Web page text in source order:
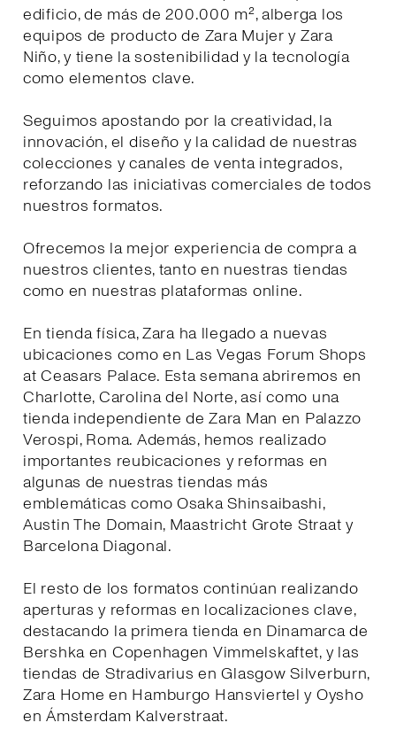
edificio, de más de 200.000 m², alberga los
equipos de producto de Zara Mujer y Zara
Niño, y tiene la sostenibilidad y la tecnología
como elementos clave.
Seguimos apostando por la creatividad, la
innovación, el diseño y la calidad de nuestras
colecciones y canales de venta integrados,
reforzando las iniciativas comerciales de todos
nuestros formatos.
Ofrecemos la mejor experiencia de compra a
nuestros clientes, tanto en nuestras tiendas
como en nuestras plataformas online.
En tienda física, Zara ha llegado a nuevas
ubicaciones como en Las Vegas Forum Shops
at Ceasars Palace. Esta semana abriremos en
Charlotte, Carolina del Norte, así como una
tienda independiente de Zara Man en Palazzo
Verospi, Roma. Además, hemos realizado
importantes reubicaciones y reformas en
algunas de nuestras tiendas más
emblemáticas como Osaka Shinsaibashi,
Austin The Domain, Maastricht Grote Straat y
Barcelona Diagonal.
El resto de los formatos continúan realizando
aperturas y reformas en localizaciones clave,
destacando la primera tienda en Dinamarca de
Bershka en Copenhagen Vimmelskaftet, y las
tiendas de Stradivarius en Glasgow Silverburn,
Zara Home en Hamburgo Hansviertel y Oysho
en Ámsterdam Kalverstraat.